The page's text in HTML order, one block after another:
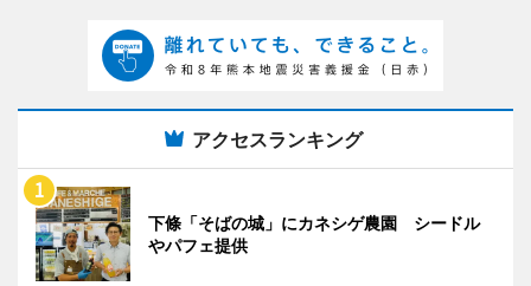
アクセスランキング
下條「そばの城」にカネシゲ農園 シードル
やパフェ提供